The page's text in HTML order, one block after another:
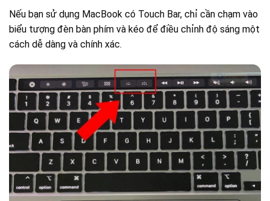
Nếu bạn sử dụng MacBook có Touch Bar, chỉ cần chạm vào
biểu tượng đèn bàn phím và kéo để điều chỉnh độ sáng một
cách dễ dàng và chính xác.